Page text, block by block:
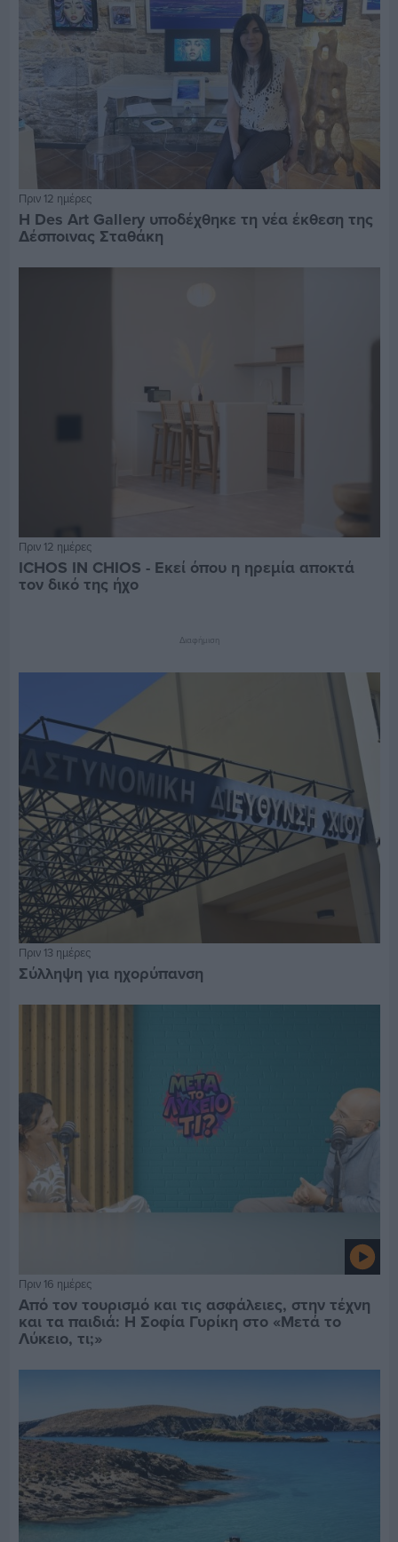
Πριν 12 ημέρες
Η Des Art Gallery υποδέχθηκε τη νέα έκθεση της
Δέσποινας Σταθάκη
Πριν 12 ημέρες
ICHOS IN CHIOS - Εκεί όπου η ηρεμία αποκτά
τον δικό της ήχο
Διαφήμιση
Πριν 13 ημέρες
Σύλληψη για ηχορύπανση
Πριν 16 ημέρες
Από τον τουρισμό και τις ασφάλειες, στην τέχνη
και τα παιδιά: Η Σοφία Γυρίκη στο «Μετά το
Λύκειο, τι;»